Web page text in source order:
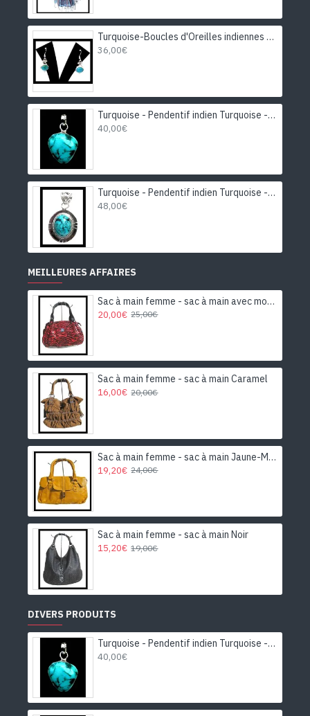
Turquoise-Boucles d'Oreilles indiennes Turquoise-Bijoux Inde
36,00€
Turquoise - Pendentif indien Turquoise - Bijoux Inde
40,00€
Turquoise - Pendentif indien Turquoise - Bijoux Inde
48,00€
MEILLEURES AFFAIRES
Sac à main femme - sac à main avec motifs
20,00€ 25,00€
Sac à main femme - sac à main Caramel
16,00€ 20,00€
Sac à main femme - sac à main Jaune-Moutarde
19,20€ 24,00€
Sac à main femme - sac à main Noir
15,20€ 19,00€
DIVERS PRODUITS
Turquoise - Pendentif indien Turquoise - Bijoux Inde
40,00€